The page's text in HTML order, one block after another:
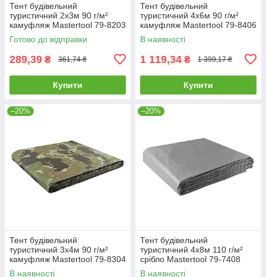
Тент будівельний
туристичний 2х3м 90 г/м²
камуфляж Mastertool 79-8203
Готово до відправки
289,39 ₴ 361,74 ₴
Купити
Тент будівельний
туристичний 4х6м 90 г/м²
камуфляж Mastertool 79-8406
В наявності
1 119,34 ₴ 1 399,17 ₴
Купити
–20%
Тент будівельний
туристичний 3х4м 90 г/м²
камуфляж Mastertool 79-8304
В наявності
–20%
Тент будівельний
туристичний 4х8м 110 г/м²
срібло Mastertool 79-7408
В наявності